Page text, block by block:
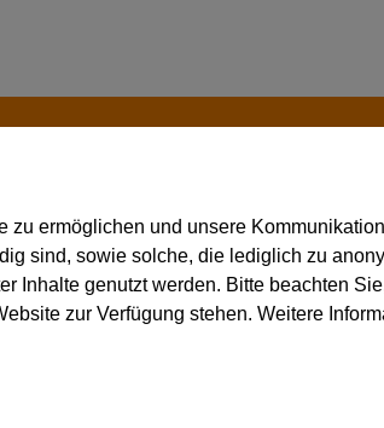
ermöglichen und unsere
sind, sowie solche, die lediglich zu
Inhalte genutzt werden. Bitte beachten
zur Verfügung stehen. Weitere
Mit der